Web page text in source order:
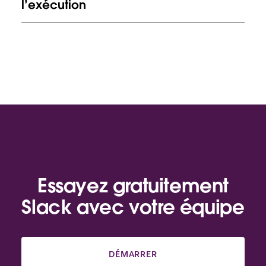
l’exécution
Essayez gratuitement
Slack avec votre équipe
DÉMARRER